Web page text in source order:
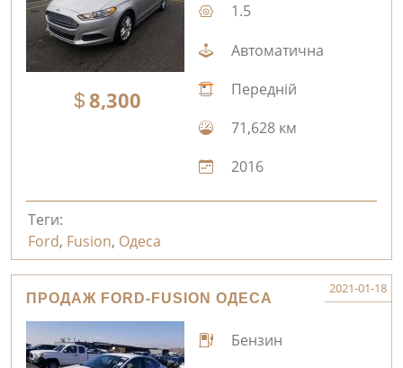
8,300
1.5
Автоматична
Передній
71,628 км
2016
Теги:
Ford, Fusion, Одеса
ПРОДАЖ FORD-FUSION ОДЕСА
2021-01-18
Бензин